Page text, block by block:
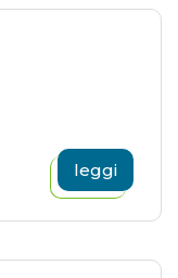
leggi